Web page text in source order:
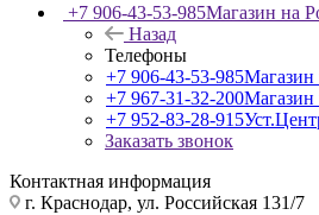
+7 906-43-53-985Магазин на
Назад
Телефоны
+7 906-43-53-985Магазин
+7 967-31-32-200Магазин
+7 952-83-28-915
Заказать звонок
Контактная информация
г. Краснодар, ул. Российская 131/7